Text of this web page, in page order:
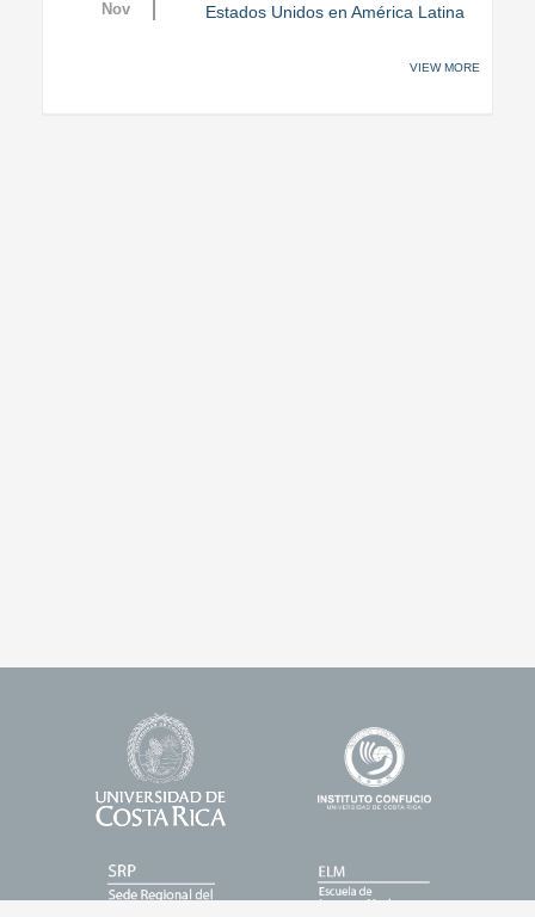
Nov
Estados Unidos en América Latina
VIEW MORE
Universidad
de
Costa
Rica
Enlace
1